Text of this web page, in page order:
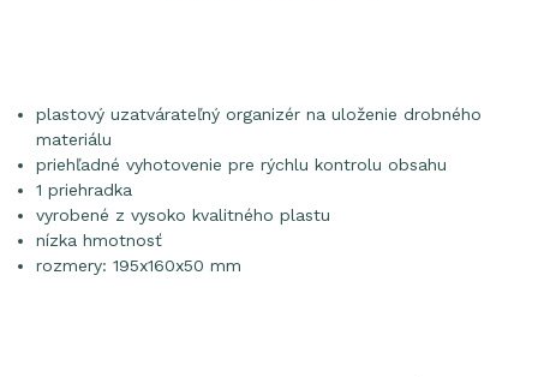
plastový uzatvárateľný organizér na uloženie drobného
materiálu
priehľadné vyhotovenie pre rýchlu kontrolu obsahu
1 priehradka
vyrobené z vysoko kvalitného plastu
nízka hmotnosť
rozmery: 195x160x50 mm